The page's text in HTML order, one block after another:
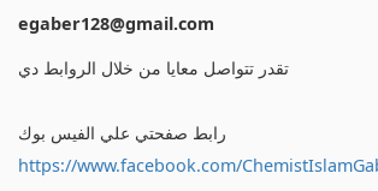
egaber128@gmail.com
تقدر تتواصل معايا من خلال الروابط دي
رابط صفحتي علي الفيس بوك
https://www.facebook.com/